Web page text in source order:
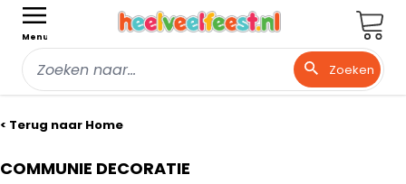
Menu
Zoeken
< Terug naar Home
COMMUNIE DECORATIE